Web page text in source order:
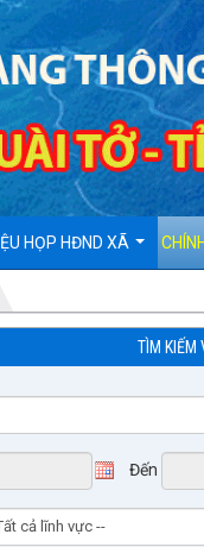
HỌP HĐND XÃ
TÌM KIẾM
Đến